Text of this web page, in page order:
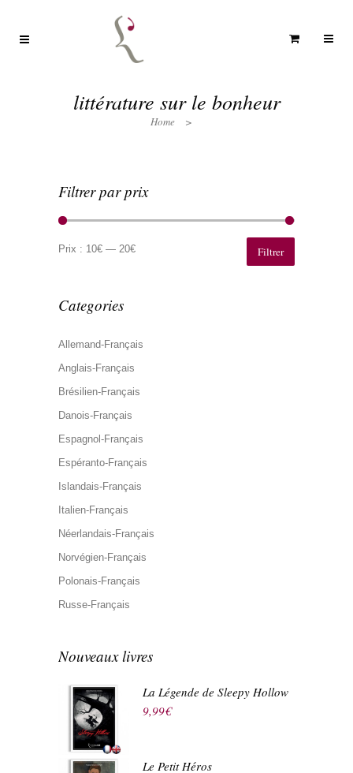
littérature sur le bonheur
Home >
Filtrer par prix
min
max
Filtrer
Prix : 10€ — 20€
Categories
Allemand-Français
Anglais-Français
Brésilien-Français
Danois-Français
Espagnol-Français
Espéranto-Français
Islandais-Français
Italien-Français
Néerlandais-Français
Norvégien-Français
Polonais-Français
Russe-Français
Nouveaux livres
La Légende de Sleepy Hollow
9,99€
Le Petit Héros